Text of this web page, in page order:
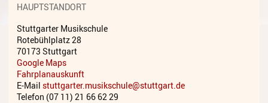
Schlaginstrumente
HAUPTSTANDORT
Stuttgarter Musikschule
Rotebühlplatz 28
70173 Stuttgart
Google Maps
Fahrplanauskunft
E-Mail stuttgarter.musikschule@stuttgart.de
Telefon (07 11) 21 66 62 29